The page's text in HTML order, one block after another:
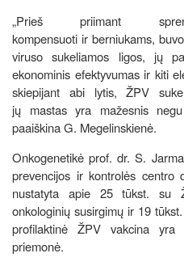
„Prieš priimant
kompensuoti ir berniukams,
viruso sukeliamos ligos, jų
ekonominis efektyvumas ir kiti
skiepijant abi lytis, ŽPV
jų mastas yra mažesnis
paaiškina G. Megelinskienė.
Onkogenetikė prof. dr. S.
prevencijos ir kontrolės centro
nustatyta apie 25 tūkst. su
onkologinių susirgimų ir 19
profilaktinė ŽPV vakcina
priemonė.